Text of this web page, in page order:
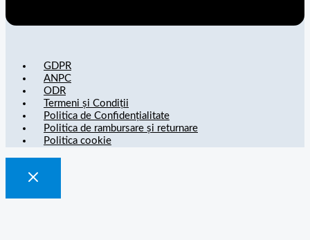
GDPR
ANPC
ODR
Termeni și Condiții
Politica de Confidențialitate
Politica de rambursare și returnare
Politica cookie